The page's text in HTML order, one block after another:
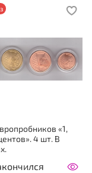
«1,
4 шт. В